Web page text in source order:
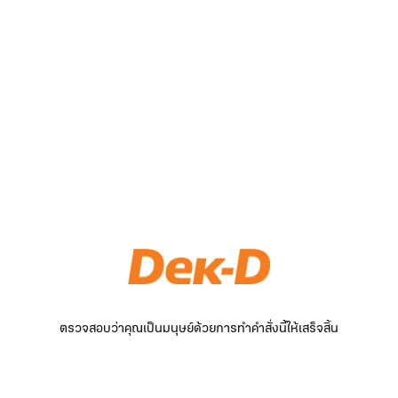
ตรวจสอบว่าคุณเป็นมนุษย์ด้วยการทำคำสั่งนี้ให้เสร็จสิ้น